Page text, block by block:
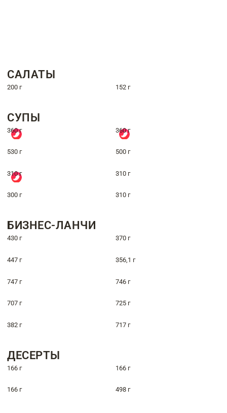
САЛАТЫ
200 г 152 г
СУПЫ
360 г 360 г
530 г 500 г
310 г 310 г
300 г 310 г
БИЗНЕС-ЛАНЧИ
430 г 370 г
447 г 356,1 г
747 г 746 г
707 г 725 г
382 г 717 г
ДЕСЕРТЫ
166 г 166 г
166 г 498 г